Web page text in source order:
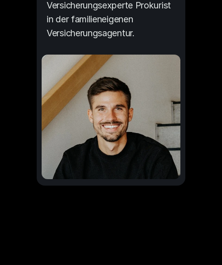
Versicherungsexperte Prokurist
in der familieneigenen
Versicherungsagentur.